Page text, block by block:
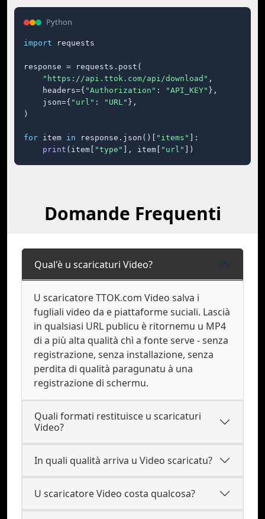
Python
import requests
response = requests.post(
"https://api.ttok.com/api/download" ,
    headers={
"Authorization" : "API_KEY" },
    json={
"url" : "URL" },
)
for item in response.json()[ "items"
]:
print (item[ "type" ], item[ "url" ])
Domande Frequenti
Qual'è u scaricaturi Video?
U scaricatore TTOK.com Video salva i
fugliali video da e piattaforme suciali. Lascià
in qualsiasi URL publicu è ritornemu u MP4
di a più alta qualità chì a fonte serve - senza
registrazione, senza installazione, senza
perdita di qualità paragunatu à una
registrazione di schermu.
Quali formati restituisce u scaricaturi
Video?
In quali qualità arriva u Video scaricatu?
U scaricatore Video costa qualcosa?